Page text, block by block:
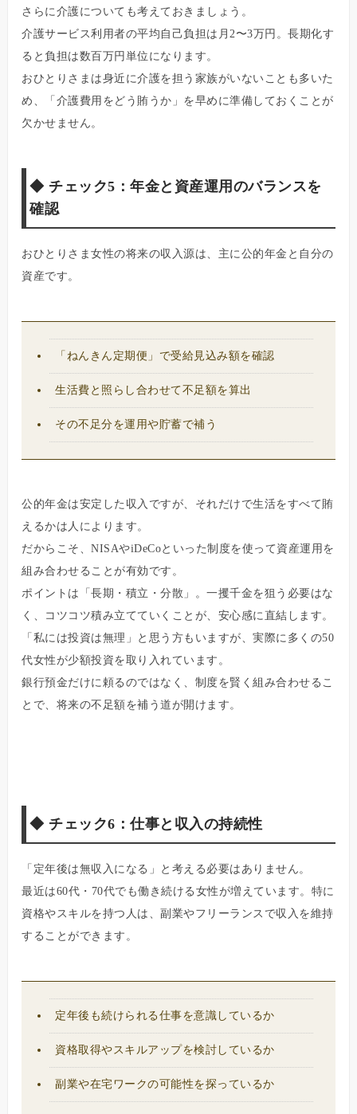
さらに介護についても考えておきましょう。
介護サービス利用者の平均自己負担は月2〜3万円。長期化す
ると負担は数百万円単位になります。
おひとりさまは身近に介護を担う家族がいないことも多いた
め、「介護費用をどう賄うか」を早めに準備しておくことが
欠かせません。
◆ チェック5：年金と資産運用のバランスを
確認
おひとりさま女性の将来の収入源は、主に公的年金と自分の
資産です。
「ねんきん定期便」で受給見込み額を確認
生活費と照らし合わせて不足額を算出
その不足分を運用や貯蓄で補う
公的年金は安定した収入ですが、それだけで生活をすべて賄
えるかは人によります。
だからこそ、NISAやiDeCoといった制度を使って資産運用を
組み合わせることが有効です。
ポイントは「長期・積立・分散」。一攫千金を狙う必要はな
く、コツコツ積み立てていくことが、安心感に直結します。
「私には投資は無理」と思う方もいますが、実際に多くの50
代女性が少額投資を取り入れています。
銀行預金だけに頼るのではなく、制度を賢く組み合わせるこ
とで、将来の不足額を補う道が開けます。
◆ チェック6：仕事と収入の持続性
「定年後は無収入になる」と考える必要はありません。
最近は60代・70代でも働き続ける女性が増えています。特に
資格やスキルを持つ人は、副業やフリーランスで収入を維持
することができます。
定年後も続けられる仕事を意識しているか
資格取得やスキルアップを検討しているか
副業や在宅ワークの可能性を探っているか